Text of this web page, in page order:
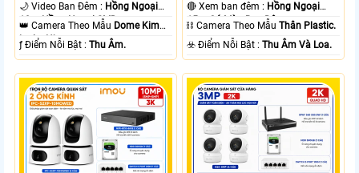
🌙 Video Ban Đêm : Hồng Ngoại
10m Hồng Ngoại SMD.
👑 Camera Theo Mẫu Dome Kim
loại + Nhựa.
️ƒ Điểm Nỗi Bật :Thu Âm.
🔴 Xem ban đêm : Hồng Ngoại
15m Có Màu Ban Ðêm.
⛓ Camera Theo MẫuThân Plastic.
️☣️ Điểm Nỗi Bật :Thu Âm Và Loa.